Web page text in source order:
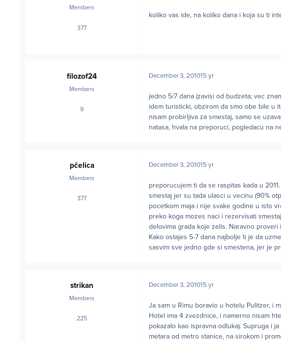
Members
377posts
koliko vas ide, na koliko dana i koja su ti
filozof24
Members
9posts
December 3, 201015 yr
jedno 5/7 dana (zavisi od budzeta; vec
idem turisticki, obzirom da smo obe bile u
nisam probirljiva za smestaj, samo se
natasa, hvala na preporuci, pogledacu na
pčelica
Members
377posts
December 3, 201015 yr
preporucujem ti da se raspitas kada u
smestaj jer su tada ulasci u vecinu (90%
pocetkom maja i nije svake godine u isto
preko koga mozes naci i rezervisati
delovima grada koje zelis. Naravno
Kako ostajes 5-7 dana najbolje ti je da
sasvim sve jedno gde si smestena, jer je
strikan
Members
225posts
December 3, 201015 yr
Ja sam u Rimu boravio u hotelu Pulitzer, i
Hotel ima 4 zvezdnice, i namerno nisam
pokazalo kao ispravna odluka). Supruga i
metara od metro stanice, na sirokom i